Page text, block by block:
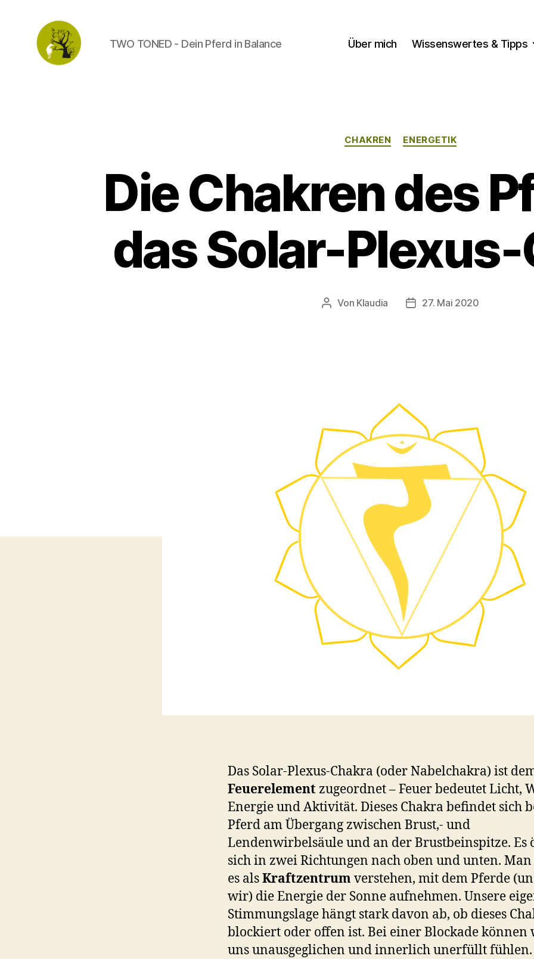
TWO TONED - Dein Pferd in Balance Über mich Wissenswertes & Tipps
Kategorien
CHAKREN ENERGETIK
Die Chakren des
das Solar-
Beitragsautor
Von Klaudia Veröffentlichungsdatum
27. Mai 2020
Das Solar-Plexus-Chakra (oder Nabelchakra) ist
Feuerelement zugeordnet – Feuer bedeutet Licht,
Energie und Aktivität. Dieses Chakra befindet sich
Pferd am Übergang zwischen Brust,- und
Lendenwirbelsäule und an der Brustbeinspitze. Es
sich in zwei Richtungen nach oben und unten.
es alsKraftzentrumverstehen, mit dem Pferde
wir) die Energie der Sonne aufnehmen. Unsere
Stimmungslage hängt stark davon ab, ob dieses
blockiert oder offen ist. Bei einer Blockade können
uns unausgeglichen und innerlich unerfüllt fühlen.